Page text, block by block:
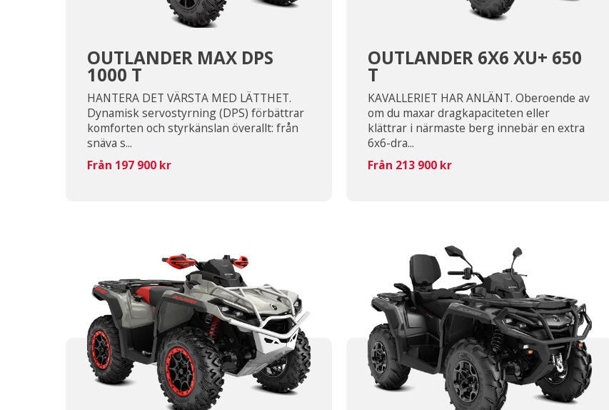
OUTLANDER MAX DPS
1000 T
HANTERA DET VÄRSTA MED LÄTTHET.
Dynamisk servostyrning (DPS) förbättrar
komforten och styrkänslan överallt: från
snäva s...
Från 197 900 kr
OUTLANDER 6X6 XU+ 650
T
KAVALLERIET HAR ANLÄNT. Oberoende av
om du maxar dragkapaciteten eller
klättrar i närmaste berg innebär en extra
6x6-dra...
Från 213 900 kr